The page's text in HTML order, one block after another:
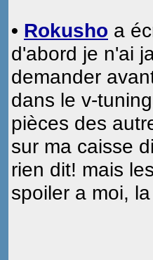
• Rokusho a
d'abord je n'ai
demander
dans le v-
pièces des
sur ma caisse
rien dit! mais
spoiler a moi,